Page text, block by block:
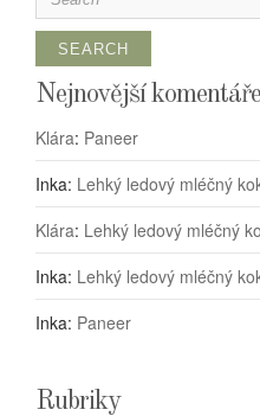
for:
Nejnovější komentáře
Klára: Paneer
Inka: Lehký ledový mléčný
Klára: Lehký ledový mléčný
Inka: Lehký ledový mléčný
Inka: Paneer
Rubriky